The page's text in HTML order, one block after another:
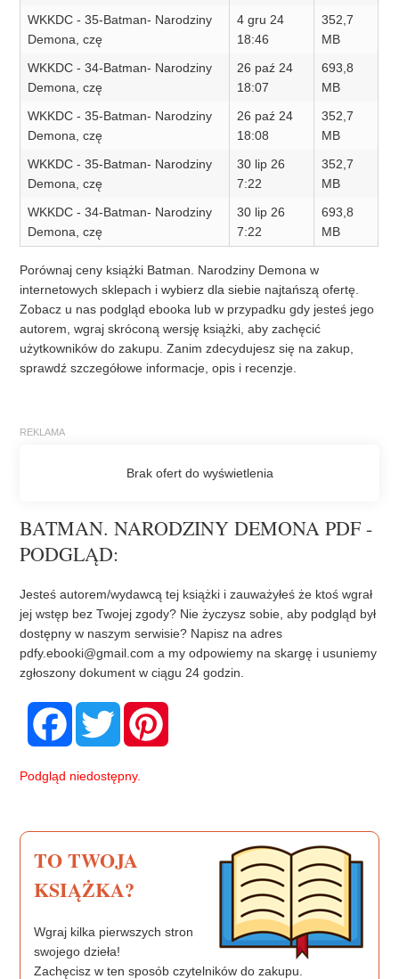
WKKDC - 35-Batman- Narodziny
Demona, czę
4 gru 24
18:46
352,7
MB
WKKDC - 34-Batman- Narodziny
Demona, czę
26 paź 24
18:07
693,8
MB
WKKDC - 35-Batman- Narodziny
Demona, czę
26 paź 24
18:08
352,7
MB
WKKDC - 35-Batman- Narodziny
Demona, czę
30 lip 26
7:22
352,7
MB
WKKDC - 34-Batman- Narodziny
Demona, czę
30 lip 26
7:22
693,8
MB
Porównaj ceny książki Batman. Narodziny Demona w
internetowych sklepach i wybierz dla siebie najtańszą ofertę.
Zobacz u nas podgląd ebooka lub w przypadku gdy jesteś jego
autorem, wgraj skróconą wersję książki, aby zachęcić
użytkowników do zakupu. Zanim zdecydujesz się na zakup,
sprawdź szczegółowe informacje, opis i recenzje.
BATMAN. NARODZINY DEMONA PDF -
PODGLĄD:
Jesteś autorem/wydawcą tej książki i zauważyłeś że ktoś wgrał
jej wstęp bez Twojej zgody? Nie życzysz sobie, aby podgląd był
dostępny w naszym serwisie? Napisz na adres
pdfy.ebooki@gmail.com a my odpowiemy na skargę i usuniemy
zgłoszony dokument w ciągu 24 godzin.
F
o
T
w
e
Podgląd niedostępny.
TO TWOJA
KSIĄŻKA?
Wgraj kilka pierwszych stron
swojego dzieła!
Zachęcisz w ten sposób czytelników do zakupu.